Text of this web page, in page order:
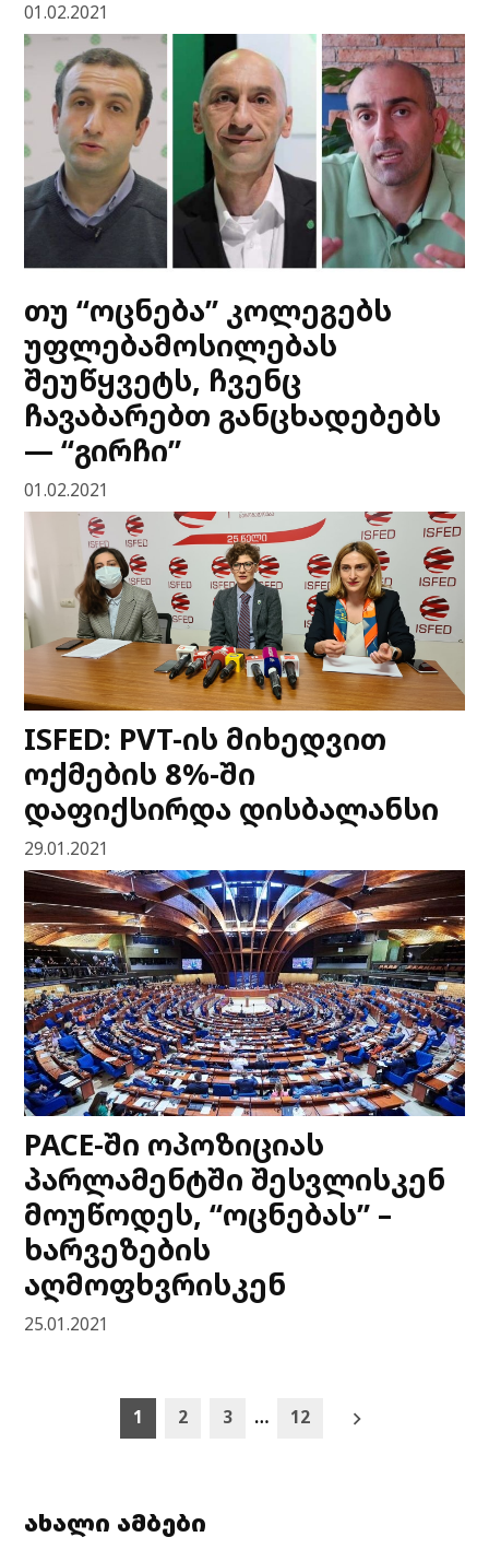
01.02.2021
თუ “ოცნება” კოლეგებს
უფლებამოსილებას
შეუწყვეტს, ჩვენც
ჩავაბარებთ განცხადებებს
— “გირჩი”
01.02.2021
ISFED: PVT-ის მიხედვით
ოქმების 8%-ში
დაფიქსირდა დისბალანსი
29.01.2021
PACE-ში ოპოზიციას
პარლამენტში შესვლისკენ
მოუწოდეს, “ოცნებას” –
ხარვეზების
აღმოფხვრისკენ
25.01.2021
pagination
1 2 3 … 12
ახალი ამბები